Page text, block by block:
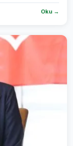
Oku →